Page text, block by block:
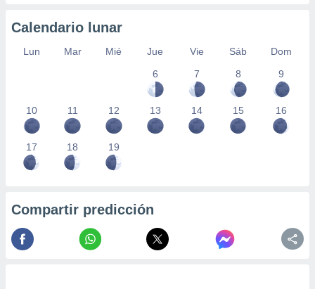
Calendario lunar
Lun Mar Mié Jue Vie Sáb
Dom
6
7 8 9
10 11 12 13 14 15 16
17 18 19
Compartir predicción